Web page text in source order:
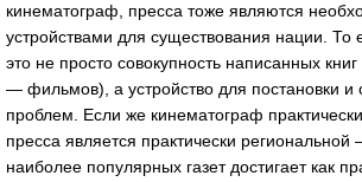
кинематограф, пресса тоже являются
устройствами для существования нации. То
это не просто совокупность написанных
— фильмов), а устройство для постановки и
проблем. Если же кинематограф
пресса является практически
наиболее популярных газет достигает как